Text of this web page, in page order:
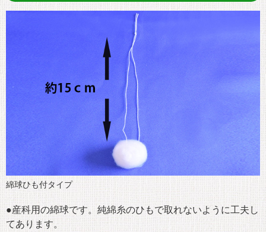
綿球ひも付タイプ
●産科用の綿球です。純綿糸のひもで取れないように工夫し
てあります。